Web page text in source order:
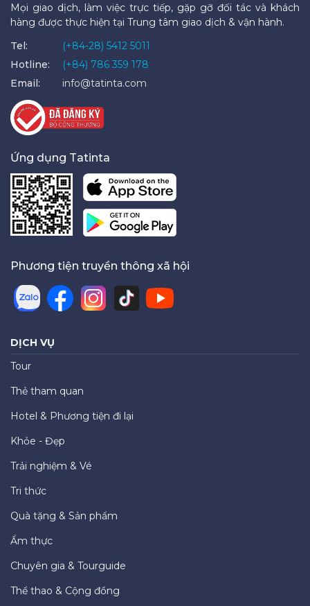
Mọi giao dịch, làm việc trực tiếp, gặp gỡ đối tác và khách
hàng được thực hiện tại Trung tâm giao dịch & vận hành.
Tel:
(+84-28) 5412 5011
Hotline:
(+84) 786 359 178
Email:
info@tatinta.com
Ứng dụng Tatinta
Phương tiện truyền thông xã hội
DỊCH VỤ
Tour
Thẻ tham quan
Hotel & Phương tiện đi lại
Khỏe - Đẹp
Trải nghiệm & Vé
Tri thức
Quà tặng & Sản phẩm
Ẩm thực
Chuyên gia & Tourguide
Thể thao & Cộng đồng